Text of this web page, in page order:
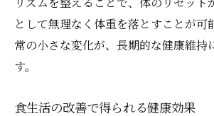
として無理なく体重を落とすことが可
常の小さな変化が、長期的な健康維持
す。
食生活の改善で得られる健康効果